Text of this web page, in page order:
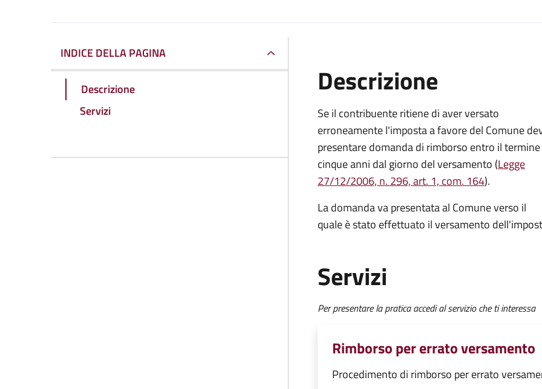
INDICE DELLA PAGINA
Descrizione
Servizi
Descrizione
Se il contribuente ritiene di aver versato
erroneamente l'imposta a favore del Comune
presentare domanda di rimborso entro il
cinque anni dal giorno del versamento (Legge
27/12/2006, n. 296, art. 1, com. 164).
La domanda va presentata al Comune verso il
quale è stato effettuato il versamento
Servizi
Per presentare la pratica accedi al servizio che ti interessa
Rimborso per errato versamento
Procedimento di rimborso per errato